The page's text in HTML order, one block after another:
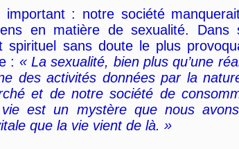
important : notre société
en matière de sexualité. Dans
spirituel sans doute le plus
: « La sexualité, bien plus qu’une
des activités données par la
et de notre société de
est un mystère que nous avons
que la vie vient de là. »